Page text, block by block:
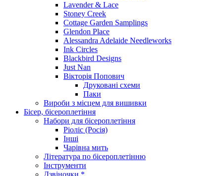
Lavender & Lace
Stoney Creek
Cottage Garden Samplings
Glendon Place
Alessandra Adelaide Needleworks
Ink Circles
Blackbird Designs
Just Nan
Вікторія Попович
Друковані схеми
Паки
Вироби з місцем для вишивки
Бісер, бісероплетіння
Набори для бісероплетіння
Ріоліс (Росія)
Інші
Чарівна мить
Література по бісероплетінню
Інструменти
Дзвіночки *